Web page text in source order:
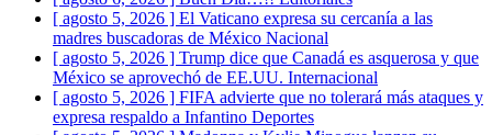
[ agosto 5, 2026 ] El Vaticano expresa su cercanía a las
madres buscadoras de México Nacional
[ agosto 5, 2026 ] Trump dice que Canadá es asquerosa y que
México se aprovechó de EE.UU. Internacional
[ agosto 5, 2026 ] FIFA advierte que no tolerará más ataques y
expresa respaldo a Infantino Deportes